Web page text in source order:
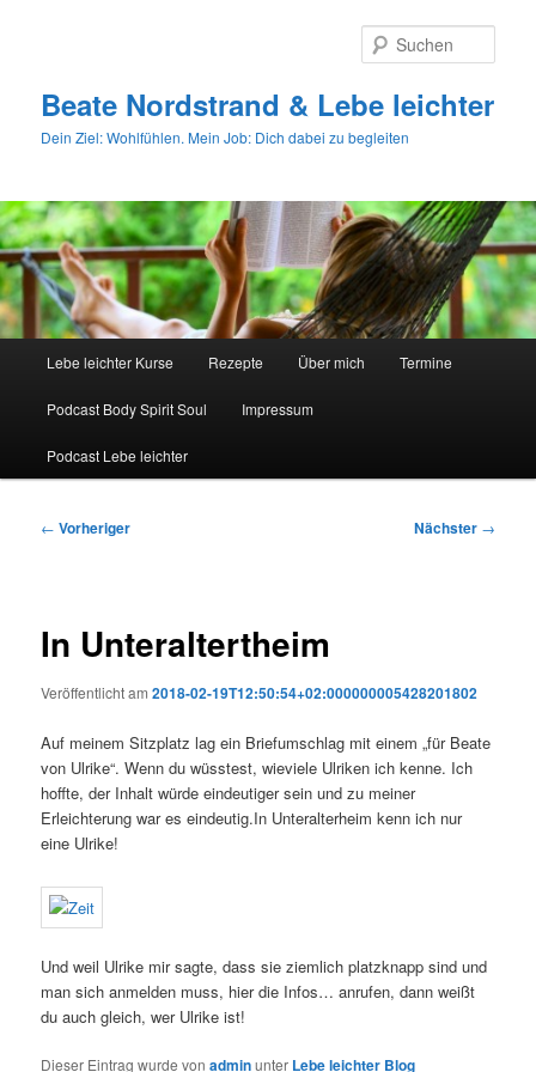
Beate Nordstrand & Lebe leichter
Dein Ziel: Wohlfühlen. Mein Job: Dich dabei zu begleiten
Lebe leichter Kurse Rezepte Über mich Termine
Podcast Body Spirit Soul Impressum
Podcast Lebe leichter
Beitragsnavigation
← Vorheriger Nächster →
In Unteraltertheim
Veröffentlicht am2018-02-19T12:50:54+02:000000005428201802
Auf meinem Sitzplatz lag ein Briefumschlag mit einem „für Beate
von Ulrike“. Wenn du wüsstest, wieviele Ulriken ich kenne. Ich
hoffte, der Inhalt würde eindeutiger sein und zu meiner
Erleichterung war es eindeutig.In Unteralterheim kenn ich nur
eine Ulrike!
Und weil Ulrike mir sagte, dass sie ziemlich platzknapp sind und
man sich anmelden muss, hier die Infos… anrufen, dann weißt
du auch gleich, wer Ulrike ist!
Dieser Eintrag wurde vonadminunter Lebe leichter Blog